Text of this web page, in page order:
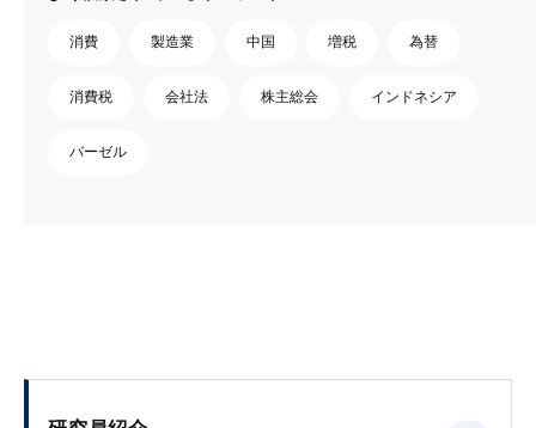
消費 製造業 中国 増税 為替
消費税 会社法 株主総会 インドネシア
バーゼル